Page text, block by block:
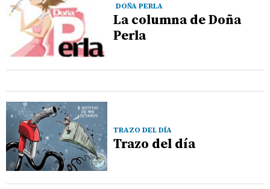
DOÑA PERLA
La columna de Doña
Perla
TRAZO DEL DÍA
Trazo del día